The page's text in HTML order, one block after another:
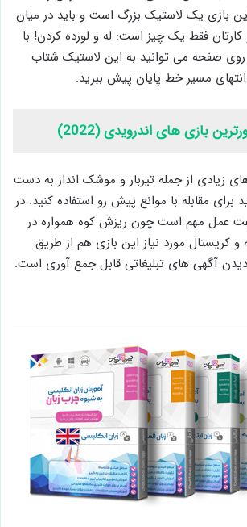
بازی یک لاستیک بزرگ است و باید در میان
فقط یک چیز است: له و لورده کردن! با
روی صفحه می توانید به این لاستیک شتاب
مسیر خط پایان پیش ببرید.
زیادی از جمله تیربار و موشک انداز به دست
برای مقابله با موانع پیش رو استفاده کنید. در
عمل مهم است چون ریزش کوه همواره در
مورد نیاز این بازی هم از طریق
آگهی های تبلیغاتی قابل جمع آوری است.